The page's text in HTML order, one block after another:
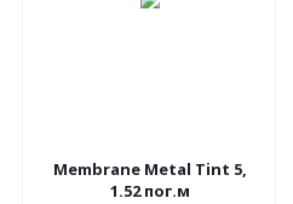
Membrane Metal Tint 5,
1.52 пог.м